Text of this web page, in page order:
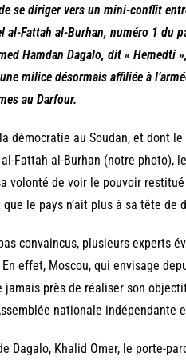
se diriger vers un mini-conflit
al-Fattah al-Burhan, numéro 1 du
Hamdan Dagalo, dit « Hemedti
milice désormais affiliée à
au Darfour.
démocratie au Soudan, et dont
Fattah al-Burhan (notre photo),
volonté de voir le pouvoir
le pays n’ait plus à sa tête de
convaincus, plusieurs experts
effet, Moscou, qui envisage
près de réaliser son
nationale indépendante
Dagalo, Khalid Omer, le porte-